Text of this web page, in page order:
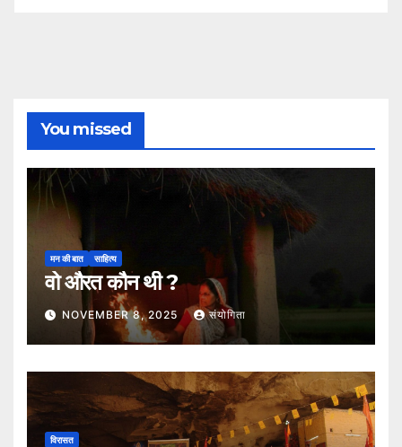
You missed
मन की बात साहित्य
वो औरत कौन थी ?
NOVEMBER 8, 2025 संयोगिता
विरासत